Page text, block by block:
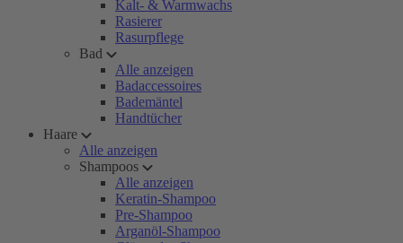
Kalt- & Warmwachs
Rasierer
Rasurpflege
Bad
Alle anzeigen
Badaccessoires
Bademäntel
Handtücher
Haare
Alle anzeigen
Shampoos
Alle anzeigen
Keratin-Shampoo
Pre-Shampoo
Arganöl-Shampoo